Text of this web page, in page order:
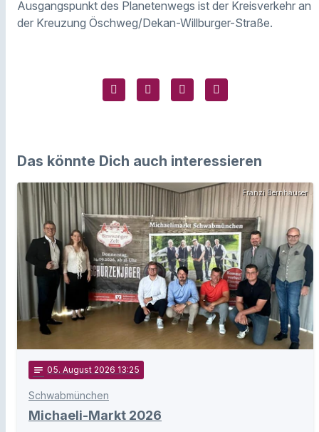
Ausgangspunkt des Planetenwegs ist der Kreisverkehr an
der Kreuzung Öschweg/Dekan-Willburger-Straße.
Das könnte Dich auch interessieren
Franzi Bernhauser
notes 05. August 2026 13:25
Schwabmünchen
Michaeli-Markt 2026